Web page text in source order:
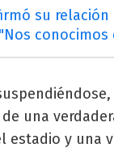
su
conocimos
una
estadio y una